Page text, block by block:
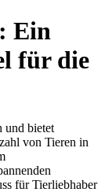
Ein
für die
und bietet
von Tieren in
für Tierliebhaber